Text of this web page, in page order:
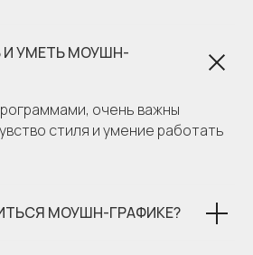
И УМЕТЬ МОУШН-
очень важны
стиля и умение работать
МОУШН-ГРАФИКЕ?